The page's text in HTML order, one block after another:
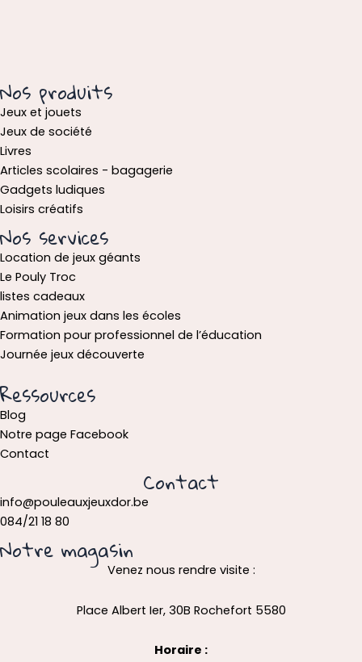
Nos produits
Jeux et jouets
Jeux de société
Livres
Articles scolaires - bagagerie
Gadgets ludiques
Loisirs créatifs
Nos services
Location de jeux géants
Le Pouly Troc
listes cadeaux
Animation jeux dans les écoles
Formation pour professionnel de l’éducation
Journée jeux découverte
Ressources
Blog
Notre page Facebook
Contact
Contact
info@pouleauxjeuxdor.be
084/21 18 80
Notre magasin
Venez nous rendre visite :
Place Albert Ier, 30B Rochefort 5580
Horaire :